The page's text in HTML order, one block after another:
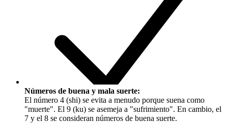
Números de buena y mala suerte:
El número 4 (shi) se evita a menudo porque suena como
"muerte". El 9 (ku) se asemeja a "sufrimiento". En cambio, el
7 y el 8 se consideran números de buena suerte.